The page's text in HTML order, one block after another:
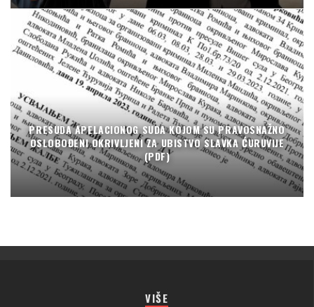
PRESUDA APELACIONOG SUDA KOJOM SU PRAVOSNAŽNO
OSLOBOĐENI OKRIVLJENI ZA UBISTVO SLAVKA ĆURUVIJE
(PDF)
VIŠE